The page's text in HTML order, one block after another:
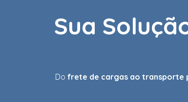
Sua
Do frete de cargas ao transporte